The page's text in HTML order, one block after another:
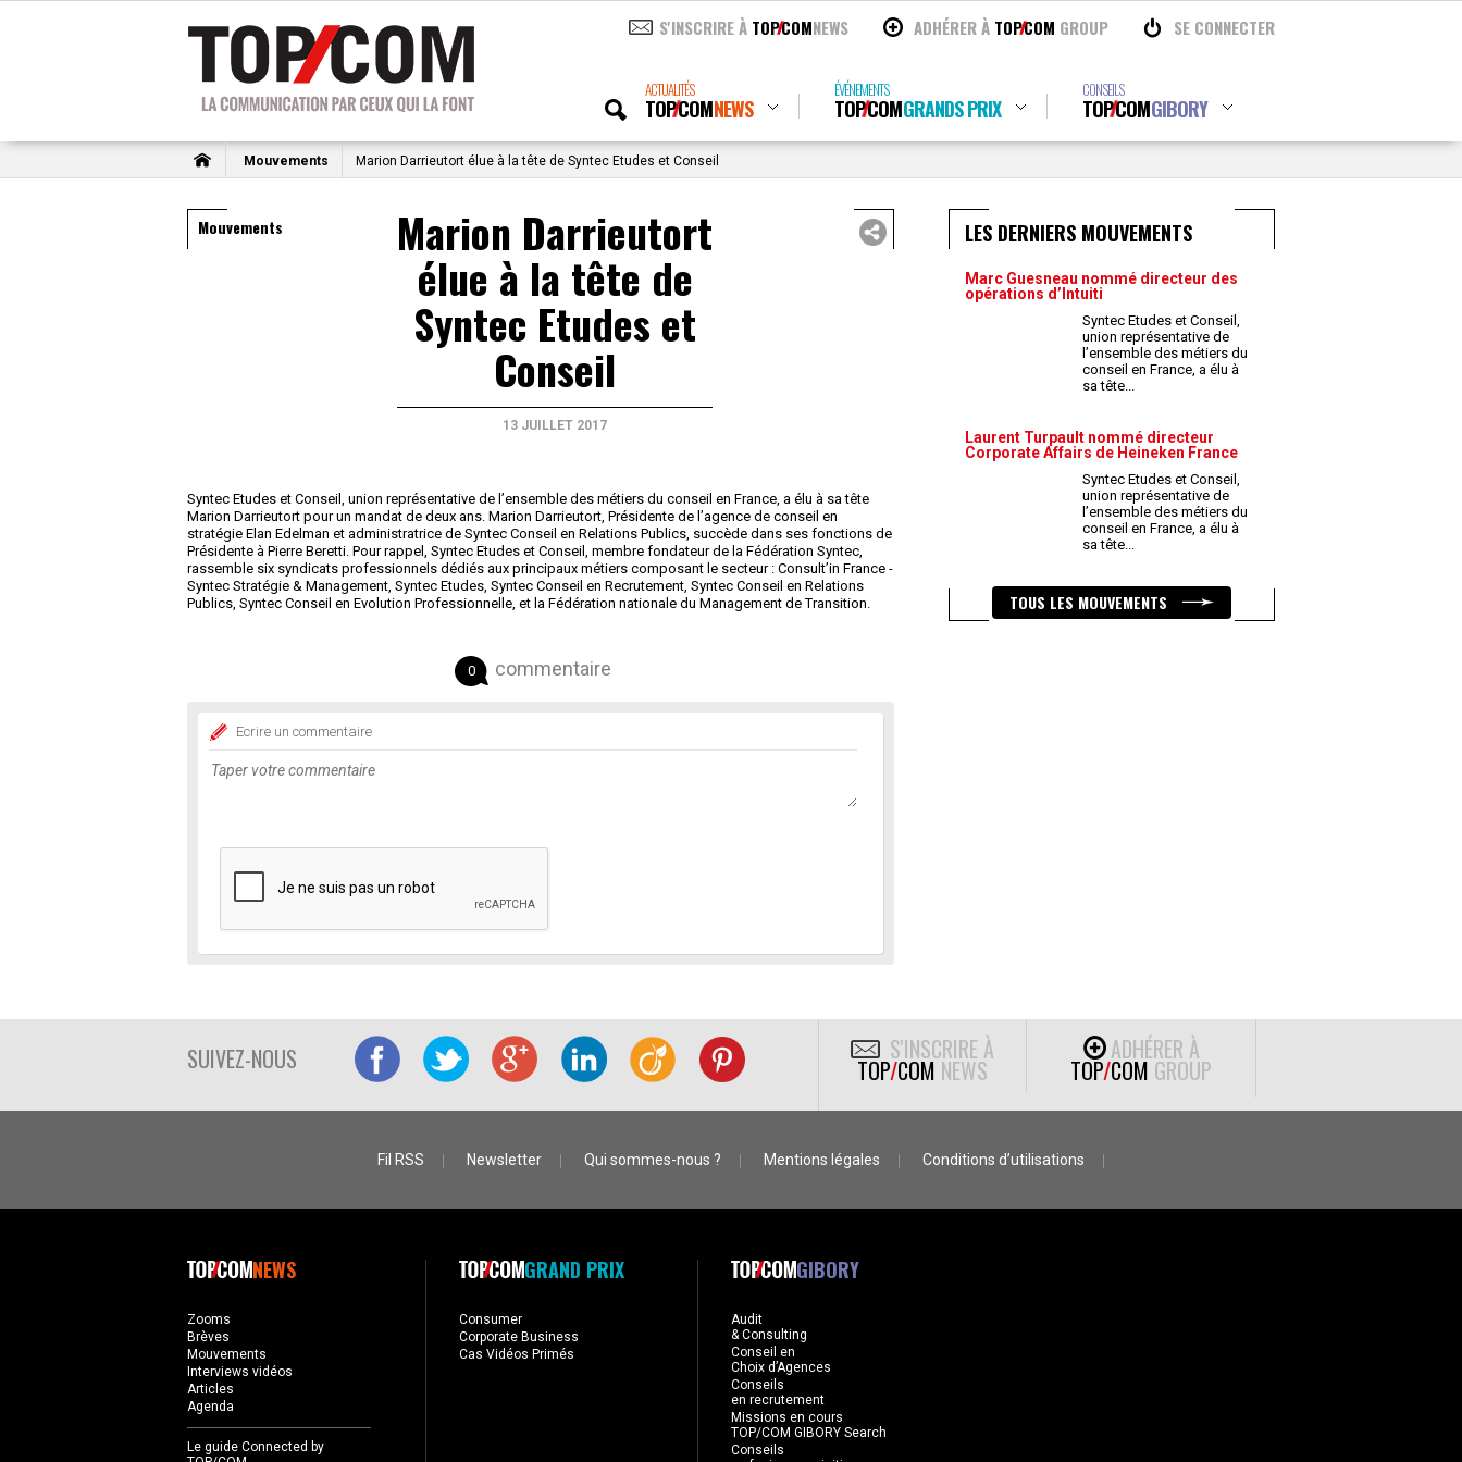
S'INSCRIRE À TOPCOMNEWS ADHÉRER À TOPCOM GROUP SE CONNECTER
ACTUALITÉS
TOPCOMNEWS
ÉVÉNEMENTS
TOPCOMGRANDS PRIX
CONSEILS
TOPCOMGIBORY
Mouvements Marion Darrieutort élue à la tête de Syntec Etudes et Conseil
Mouvements Marion Darrieutort
élue à la tête de
Syntec Etudes et
Conseil
13 JUILLET 2017
Syntec Etudes et Conseil, union représentative de l’ensemble des métiers du conseil en France, a élu à sa tête
Marion Darrieutort pour un mandat de deux ans. Marion Darrieutort, Présidente de l’agence de conseil en
stratégie Elan Edelman et administratrice de Syntec Conseil en Relations Publics, succède dans ses fonctions de
Présidente à Pierre Beretti. Pour rappel, Syntec Etudes et Conseil, membre fondateur de la Fédération Syntec,
rassemble six syndicats professionnels dédiés aux principaux métiers composant le secteur : Consult’in France -
Syntec Stratégie & Management, Syntec Etudes, Syntec Conseil en Recrutement, Syntec Conseil en Relations
Publics, Syntec Conseil en Evolution Professionnelle, et la Fédération nationale du Management de Transition.
0 commentaire
Ecrire un commentaire
LES DERNIERS MOUVEMENTS
Marc Guesneau nommé directeur des
opérations d’Intuiti
Syntec Etudes et Conseil,
union représentative de
l’ensemble des métiers du
conseil en France, a élu à
sa tête...
Laurent Turpault nommé directeur
Corporate Affairs de Heineken France
Syntec Etudes et Conseil,
union représentative de
l’ensemble des métiers du
conseil en France, a élu à
sa tête...
TOUS LES MOUVEMENTS
SUIVEZ-NOUS S'INSCRIRE À
TOP/COM NEWS
ADHÉRER À
TOP/COM GROUP
Fil RSS Newsletter Qui sommes-nous ? Mentions légales Conditions d’utilisations
NEWS
Zooms
Brèves
Mouvements
Interviews vidéos
Articles
Agenda
Le guide Connected by
GRAND PRIX
Consumer
Corporate Business
Cas Vidéos Primés
GIBORY
Audit
& Consulting
Conseil en
Choix d’Agences
Conseils
en recrutement
Missions en cours
TOP/COM GIBORY Search
Conseils